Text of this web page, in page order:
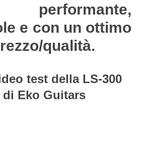
performante,
e con un ottimo
qualità.
test della LS-300
di Eko Guitars